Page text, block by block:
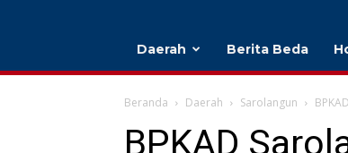
Daerah Berita Beda
Beranda Daerah Sarolangun
BPKAD